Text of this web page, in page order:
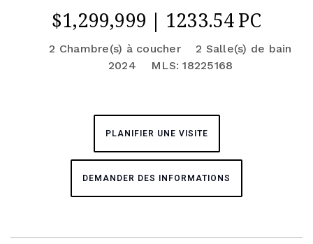
$1,299,999 | 1233.54 PC
2 Chambre(s) à coucher
2 Salle(s) de bain
2024
MLS: 18225168
PLANIFIER UNE VISITE
DEMANDER DES INFORMATIONS